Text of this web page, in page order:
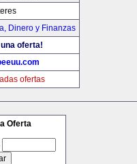
Dinero y Finanzas
oferta!
ofertas
Oferta